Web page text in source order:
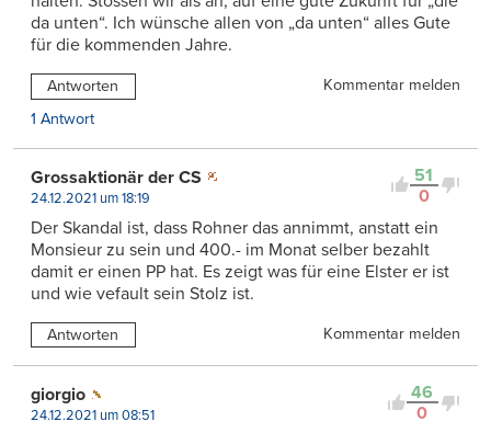
da unten“. Ich wünsche allen von „da unten“ alles Gute
für die kommenden Jahre.
Antworten
Kommentar melden
1 Antwort
51
0
Grossaktionär der CS
24.12.2021 um 18:19
Der Skandal ist, dass Rohner das annimmt, anstatt ein
Monsieur zu sein und 400.- im Monat selber bezahlt
damit er einen PP hat. Es zeigt was für eine Elster er ist
und wie vefault sein Stolz ist.
Antworten Kommentar melden
46
0
giorgio
24.12.2021 um 08:51